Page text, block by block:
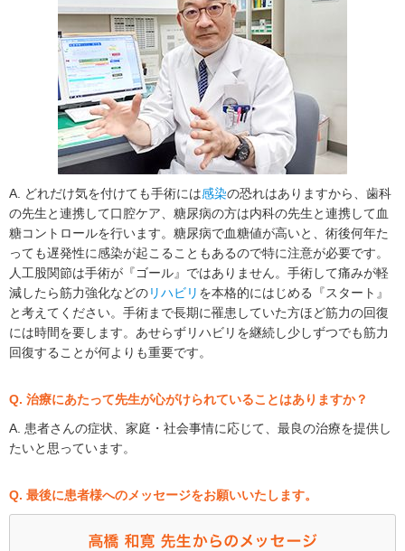
A. どれだけ気を付けても手術には感染の恐れはありますから、歯科
の先生と連携して口腔ケア、糖尿病の方は内科の先生と連携して血
糖コントロールを行います。糖尿病で血糖値が高いと、術後何年た
っても遅発性に感染が起こることもあるので特に注意が必要です。
人工股関節は手術が『ゴール』ではありません。手術して痛みが軽
減したら筋力強化などのリハビリ を本格的にはじめる『スタート』
と考えてください。手術まで長期に罹患していた方ほど筋力の回復
には時間を要します。あせらずリハビリを継続し少しずつでも筋力
回復することが何よりも重要です。
Q. 治療にあたって先生が心がけられていることはありますか？
A. 患者さんの症状、家庭・社会事情に応じて、最良の治療を提供し
たいと思っています。
Q. 最後に患者様へのメッセージをお願いいたします。